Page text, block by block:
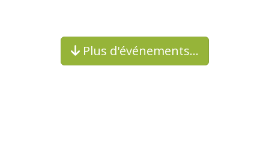
Plus d'événements…